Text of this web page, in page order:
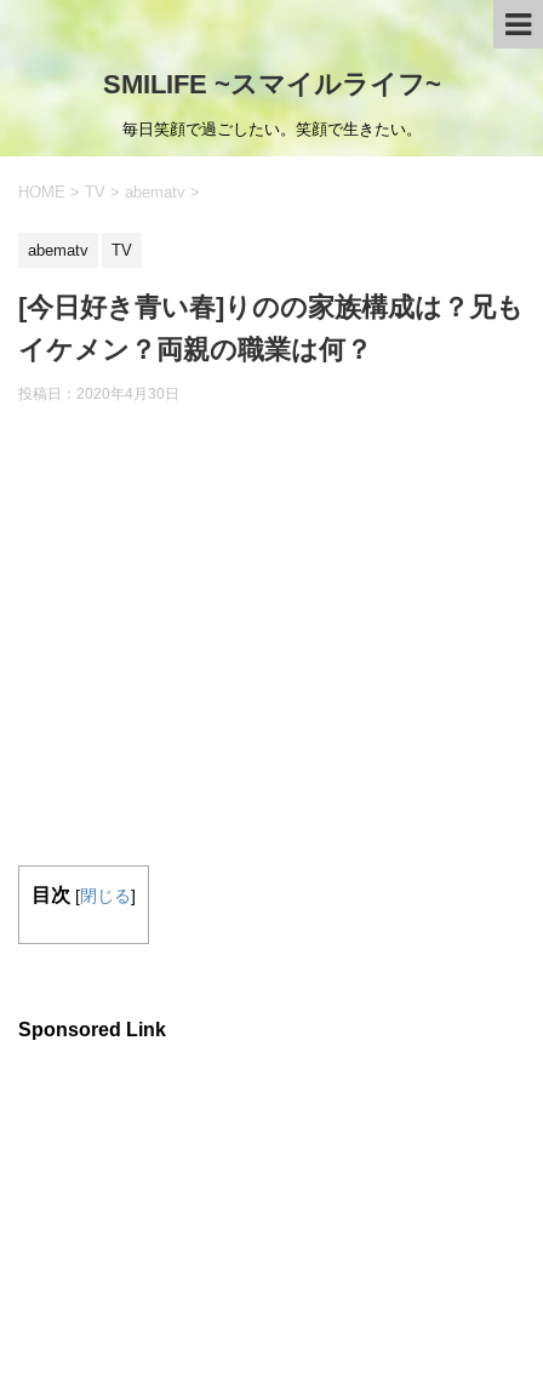
SMILIFE ~スマイルライフ~
毎日笑顔で過ごしたい。笑顔で生きたい。
HOME > TV > abematv >
abematv TV
[今日好き青い春]りのの家族構成は？兄も
イケメン？両親の職業は何？
投稿日： 2020年4月30日
目次 [閉じる]
Sponsored Link